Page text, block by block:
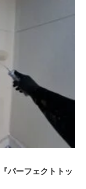
『パーフェクトトッ